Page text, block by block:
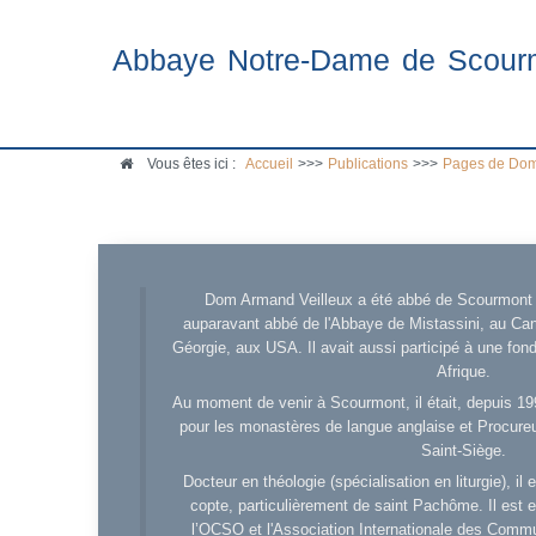
Abbaye Notre-Dame de
Vous êtes ici : Accueil >>> Publications >>> Pages de
Dom Armand Veilleux a été abbé de
auparavant abbé de l'Abbaye de Mistassini, au
Géorgie, aux USA. Il avait aussi participé à une
Afrique.
Au moment de venir à Scourmont, il était, depuis
pour les monastères de langue anglaise et
Saint-Siège.
Docteur en théologie (spécialisation en liturgie), il
copte, particulièrement de saint Pachôme. Il est
l’OCSO et l'Association Internationale des